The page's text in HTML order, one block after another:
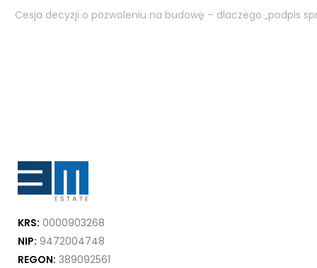
Cesja decyzji o pozwoleniu na budowę – dlaczego „podpis
KRS: 0000903268
NIP: 9472004748
REGON: 389092561